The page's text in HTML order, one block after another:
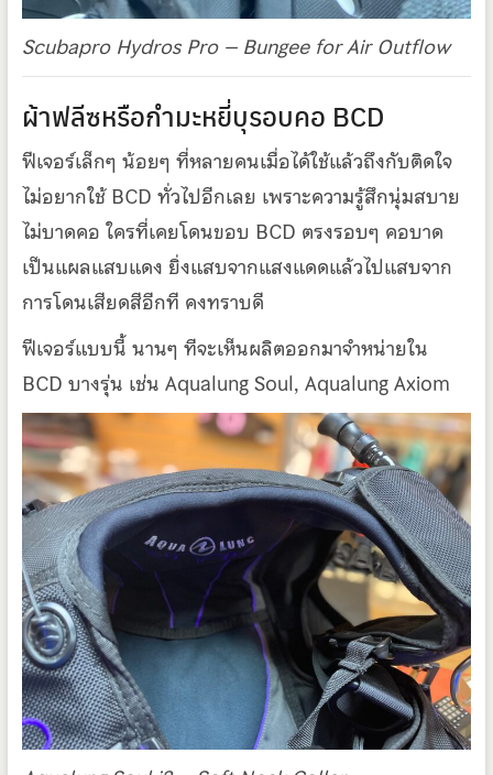
Scubapro Hydros Pro – Bungee for Air Outflow
ผ้าฟลีซหรือกำมะหยี่บุรอบคอ BCD
ฟีเจอร์เล็กๆ น้อยๆ ที่หลายคนเมื่อได้ใช้แล้วถึงกับติดใจ
ไม่อยากใช้ BCD ทั่วไปอีกเลย เพราะความรู้สึกนุ่มสบาย
ไม่บาดคอ ใครที่เคยโดนขอบ BCD ตรงรอบๆ คอบาด
เป็นแผลแสบแดง ยิ่งแสบจากแสงแดดแล้วไปแสบจาก
การโดนเสียดสีอีกที คงทราบดี
ฟีเจอร์แบบนี้ นานๆ ทีจะเห็นผลิตออกมาจำหน่ายใน
BCD บางรุ่น เช่น Aqualung Soul, Aqualung Axiom